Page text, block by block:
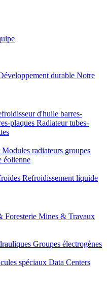
durable Notre
d'huile barres-
plaques Radiateur tubes-
Modules radiateurs groupes
éolienne
Refroidissement liquide
Foresterie Mines & Travaux
Groupes électrogènes
spéciaux Data Centers